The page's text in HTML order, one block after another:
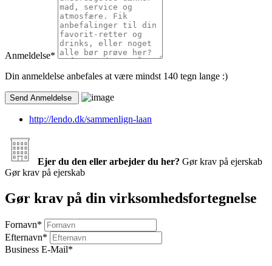
Anmeldelse*
Din anmeldelse anbefales at være mindst 140 tegn lange :)
http://lendo.dk/sammenlign-laan
Ejer du den eller arbejder du her? Gør krav på ejerskab
Gør krav på ejerskab
Gør krav på din virksomhedsfortegnelse
Fornavn*
Efternavn*
Business E-Mail*